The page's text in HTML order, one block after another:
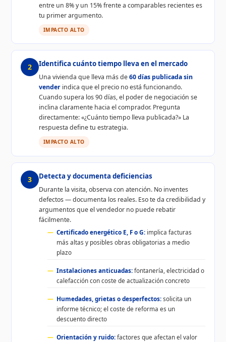
entre un 8% y un 15% frente a comparables recientes es
tu primer argumento.
IMPACTO ALTO
2 Identifica cuánto tiempo lleva en el mercado
Una vivienda que lleva más de60 días publicada sin
venderindica que el precio no está funcionando.
Cuando supera los 90 días, el poder de negociación se
inclina claramente hacia el comprador. Pregunta
directamente: «¿Cuánto tiempo lleva publicada?» La
respuesta define tu estrategia.
IMPACTO ALTO
3 Detecta y documenta deficiencias
Durante la visita, observa con atención. No inventes
defectos — documenta los reales. Eso te da credibilidad y
argumentos que el vendedor no puede rebatir
fácilmente.
Certificado energético E, F o G: implica facturas
más altas y posibles obras obligatorias a medio
plazo
Instalaciones anticuadas:fontanería, electricidad o
calefacción con coste de actualización concreto
Humedades, grietas o desperfectos:solicita un
informe técnico; el coste de reforma es un
descuento directo
Orientación y ruido:factores que afectan el valor